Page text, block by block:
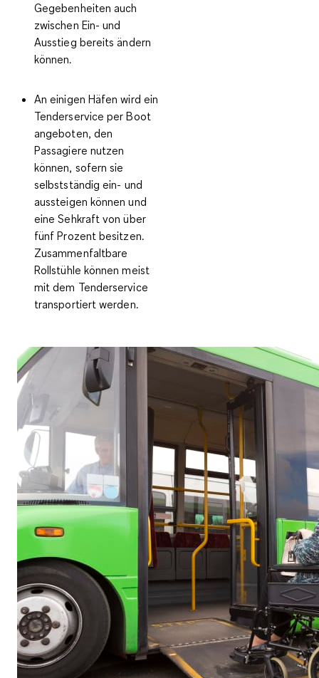
Gegebenheiten auch
zwischen Ein- und
Ausstieg bereits ändern
können.
An einigen Häfen wird ein
Tenderservice per Boot
angeboten, den
Passagiere nutzen
können, sofern sie
selbstständig ein- und
aussteigen können und
eine Sehkraft von über
fünf Prozent besitzen.
Zusammenfaltbare
Rollstühle können meist
mit dem Tenderservice
transportiert werden.